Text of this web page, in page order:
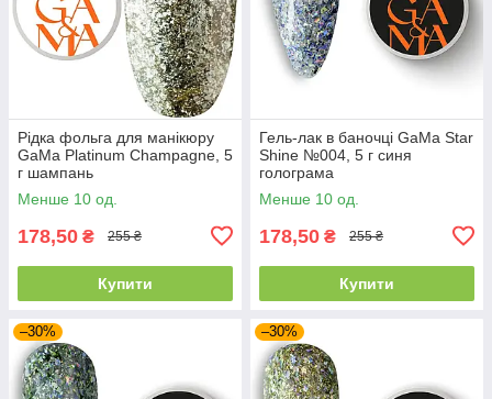
Рідка фольга для манікюру
GaMa Platinum Champagne, 5
г шампань
Менше 10 од.
178,50 ₴ 255 ₴
Купити
Гель-лак в баночці GaMa Star
Shine №004, 5 г синя
голограма
Менше 10 од.
178,50 ₴ 255 ₴
Купити
–30% –30%